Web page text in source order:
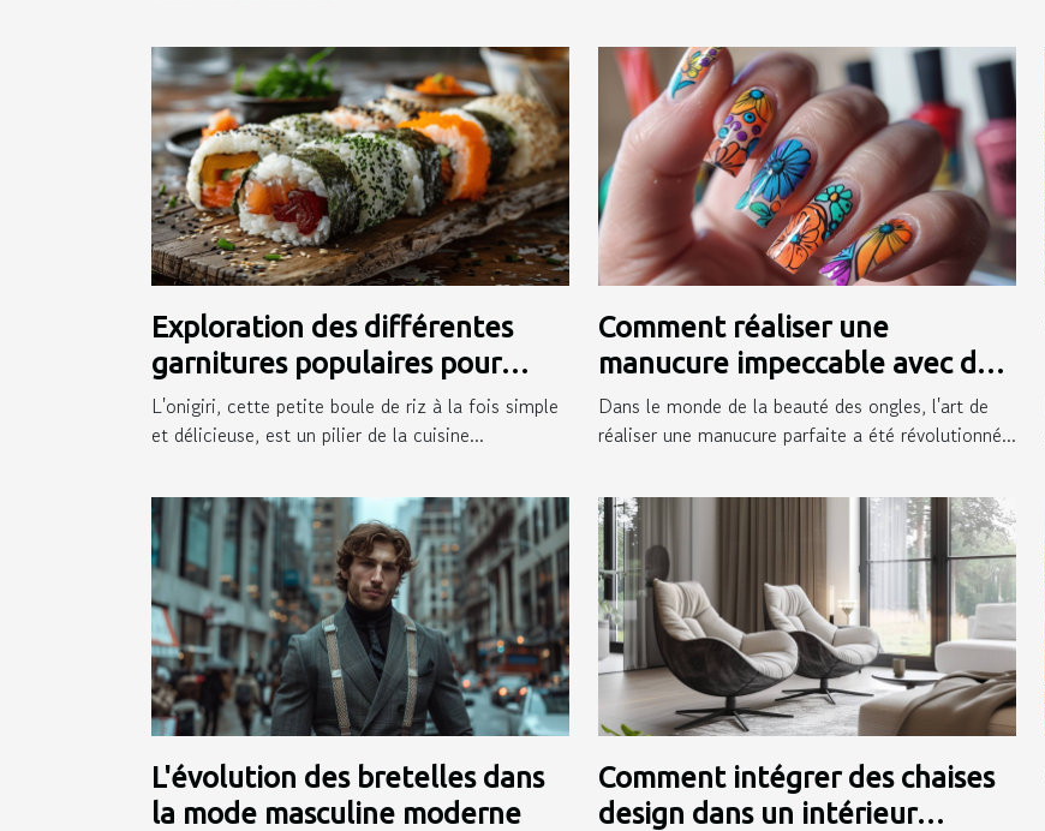
Exploration des différentes
garnitures populaires pour
onigiri
L'onigiri, cette petite boule de riz à la fois simple
et délicieuse, est un pilier de la cuisine...
Comment réaliser une
manucure impeccable avec des
autocollants pour ongles
Dans le monde de la beauté des ongles, l'art de
réaliser une manucure parfaite a été révolutionné...
L'évolution des bretelles dans
la mode masculine moderne
Comment intégrer des chaises
design dans un intérieur